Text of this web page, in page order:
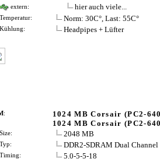
extern: hier auch viele...
Temperatur: Norm: 30C°, Last: 55C°
Headpipes + Lüfter
:
1024 MB Corsair (PC2-
1024 MB Corsair (PC2-
2048 MB
DDR2-SDRAM Dual Channel
5.0-5-5-18